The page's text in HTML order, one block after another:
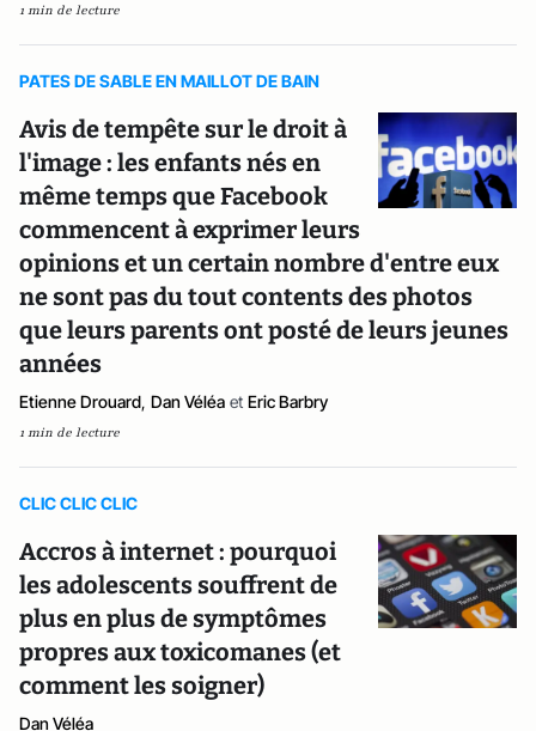
1 min de lecture
PATES DE SABLE EN MAILLOT DE BAIN
Avis de tempête sur le droit à
l'image : les enfants nés en
même temps que Facebook
commencent à exprimer leurs
opinions et un certain nombre d'entre eux
ne sont pas du tout contents des photos
que leurs parents ont posté de leurs jeunes
années
Etienne Drouard, Dan Véléa et Eric Barbry
1 min de lecture
CLIC CLIC CLIC
Accros à internet : pourquoi
les adolescents souffrent de
plus en plus de symptômes
propres aux toxicomanes (et
comment les soigner)
Dan Véléa